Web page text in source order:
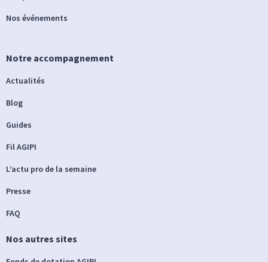
Nos événements
Notre accompagnement
Actualités
Blog
Guides
Fil AGIPI
L’actu pro de la semaine
Presse
FAQ
Nos autres sites